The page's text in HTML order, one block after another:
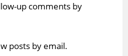
up comments by
posts by email.